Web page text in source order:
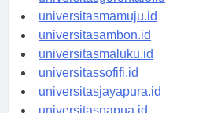
universitasgorontalo.id
universitasmamuju.id
universitasambon.id
universitasmaluku.id
universitassofifi.id
universitasjayapura.id